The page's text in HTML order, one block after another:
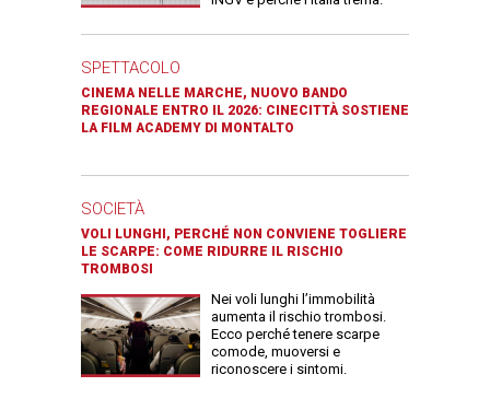
SPETTACOLO
CINEMA NELLE MARCHE, NUOVO BANDO
REGIONALE ENTRO IL 2026: CINECITTÀ SOSTIENE
LA FILM ACADEMY DI MONTALTO
SOCIETÀ
VOLI LUNGHI, PERCHÉ NON CONVIENE TOGLIERE
LE SCARPE: COME RIDURRE IL RISCHIO
TROMBOSI
Nei voli lunghi l’immobilità
aumenta il rischio trombosi.
Ecco perché tenere scarpe
comode, muoversi e
riconoscere i sintomi.